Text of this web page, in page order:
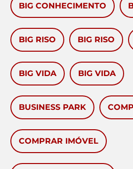
BIG CONHECIMENTO
BIG RISO BIG RISO
BIG VIDA BIG VIDA
BUSINESS PARK
COMPRAR IMÓVEL